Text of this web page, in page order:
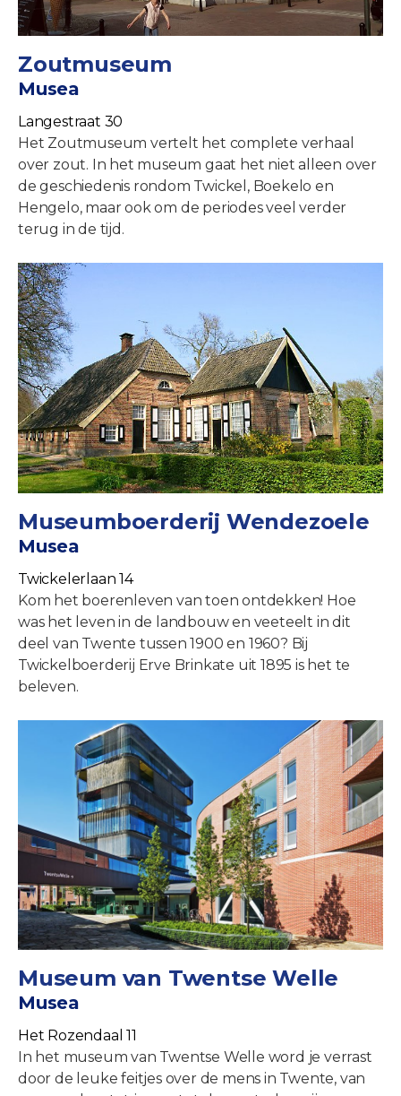
Zoutmuseum
Musea
Langestraat 30
Het Zoutmuseum vertelt het complete verhaal
over zout. In het museum gaat het niet alleen over
de geschiedenis rondom Twickel, Boekelo en
Hengelo, maar ook om de periodes veel verder
terug in de tijd.
Museumboerderij Wendezoele
Musea
Twickelerlaan 14
Kom het boerenleven van toen ontdekken! Hoe
was het leven in de landbouw en veeteelt in dit
deel van Twente tussen 1900 en 1960? Bij
Twickelboerderij Erve Brinkate uit 1895 is het te
beleven.
Museum van Twentse Welle
Musea
Het Rozendaal 11
In het museum van Twentse Welle word je verrast
door de leuke feitjes over de mens in Twente, van